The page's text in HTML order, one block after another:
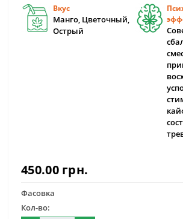
Вкус
Манго, Цветочный,
Острый
450.00 грн.
Фасовка
Кол-во: